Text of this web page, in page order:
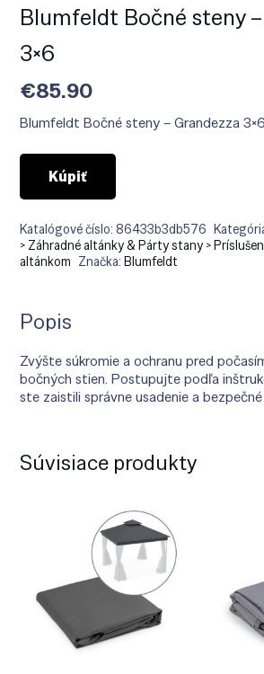
Blumfeldt Bočné steny
3×6
€85.90
Blumfeldt Bočné steny – Grandezza
Kúpiť
Katalógové číslo:86433b3db576
> Záhradné altánky & Párty stany >
altánkom Značka:Blumfeldt
Popis
Zvýšte súkromie a ochranu pred
bočných stien. Postupujte podľa
ste zaistili správne usadenie a
Súvisiace produkty